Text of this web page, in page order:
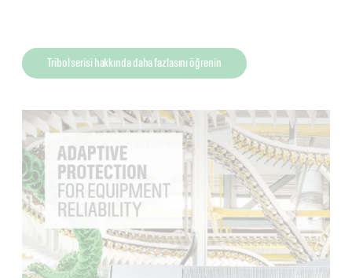
Tribol serisi hakkında daha fazlasını öğrenin